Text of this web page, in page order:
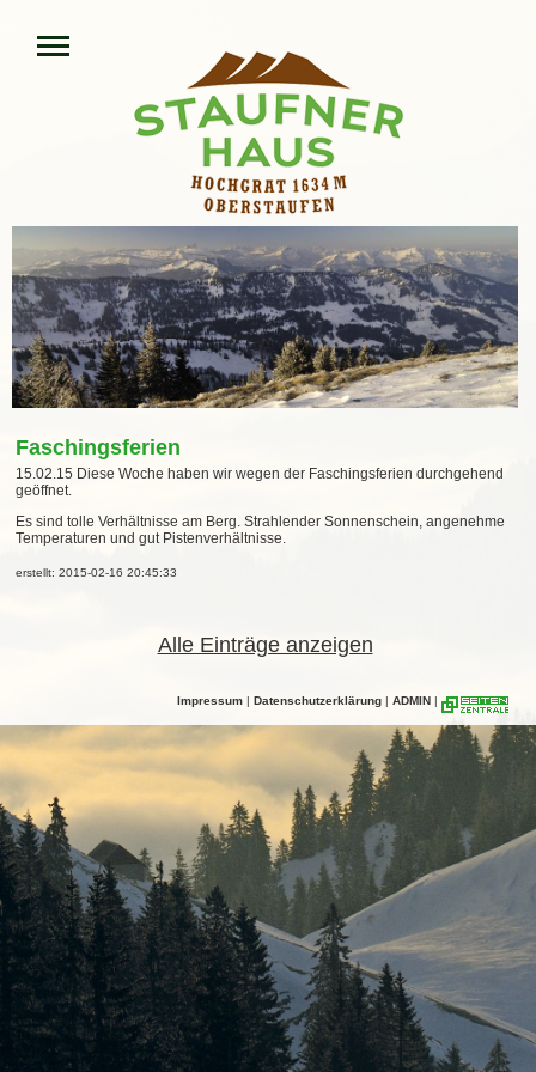
Faschingsferien
15.02.15 Diese Woche haben wir wegen der Faschingsferien durchgehend
geöffnet.
Es sind tolle Verhältnisse am Berg. Strahlender Sonnenschein, angenehme
Temperaturen und gut Pistenverhältnisse.
erstellt: 2015-02-16 20:45:33
Alle Einträge anzeigen
Impressum | Datenschutzerklärung | ADMIN |